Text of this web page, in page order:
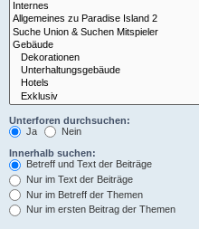
Unterforen durchsuchen:
Ja
Nein
Innerhalb suchen:
Betreff und Text der Beiträge
Nur im Text der Beiträge
Nur im Betreff der Themen
Nur im ersten Beitrag der Themen